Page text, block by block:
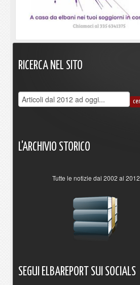
RICERCA NEL SITO
L'ARCHIVIO STORICO
Tutte le notizie dal 2002 al 2012
SEGUI ELBAREPORT SUI SOCIALS